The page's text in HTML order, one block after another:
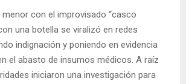
con el improvisado “casco
una botella se viralizó en redes
indignación y poniendo en evidencia
el abasto de insumos médicos. A raíz
iniciaron una investigación para